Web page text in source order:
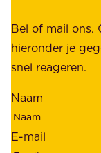
b
e
t
o
u
w
e
h
o
Bel of mail ons.
hieronder je
snel reageren.
Naam
E-mail